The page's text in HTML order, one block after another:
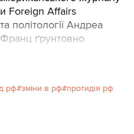
Foreign Affairs
політології Андреа
ґрунтовно
статті, яка без
та Заходу у
рф зміни в рф протидія рф